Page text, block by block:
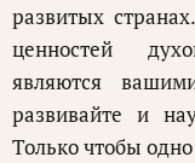
развитых
ценностей
являются
развивайте и
Только чтобы